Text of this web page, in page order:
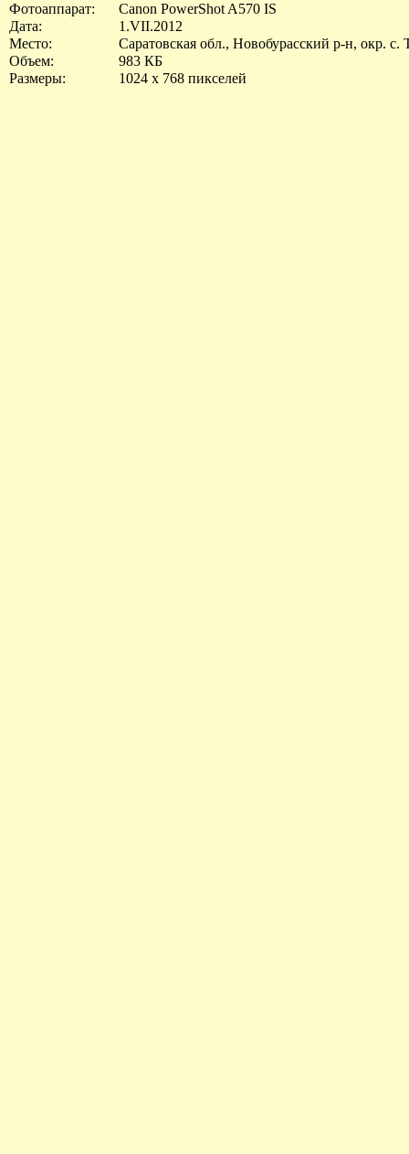
Фотоаппарат:
Canon PowerShot A570 IS
Дата:
1.VII.2012
Место:
Саратовская обл., Новобурасский р-н, окр. с.
Объем:
983 КБ
Размеры:
1024 x 768 пикселей